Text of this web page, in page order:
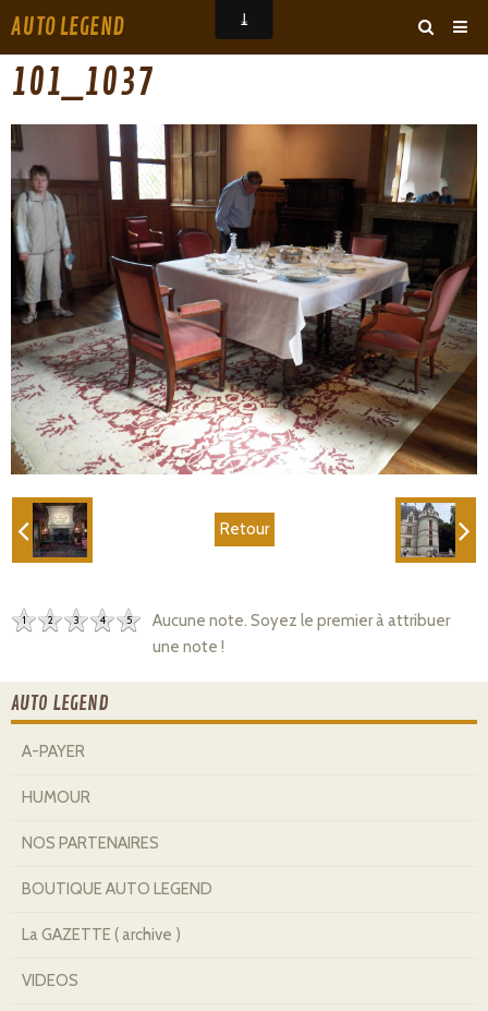
AUTO LEGEND
ARCHIVES
‹ ›
101_1037
Retour
1 2 3 4 5
Aucune note. Soyez le premier à attribuer
une note !
AUTO LEGEND
A-PAYER
HUMOUR
NOS PARTENAIRES
BOUTIQUE AUTO LEGEND
La GAZETTE ( archive )
VIDEOS